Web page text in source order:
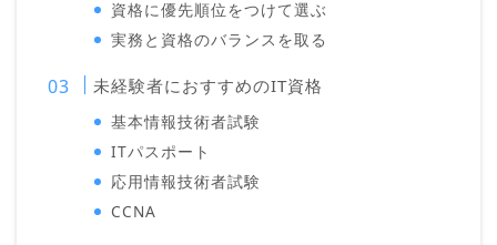
資格に優先順位をつけて選ぶ
実務と資格のバランスを取る
未経験者におすすめのIT資格
基本情報技術者試験
ITパスポート
応用情報技術者試験
CCNA